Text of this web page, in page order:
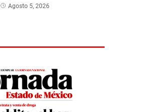
Agosto 5, 2026